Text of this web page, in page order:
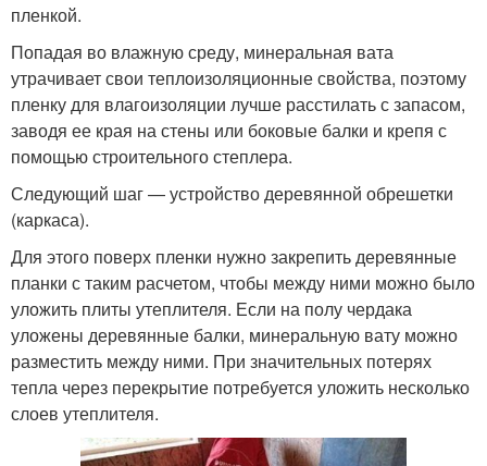
пленкой.
Попадая во влажную среду, минеральная вата
утрачивает свои теплоизоляционные свойства, поэтому
пленку для влагоизоляции лучше расстилать с запасом,
заводя ее края на стены или боковые балки и крепя с
помощью строительного степлера.
Следующий шаг — устройство деревянной обрешетки
(каркаса).
Для этого поверх пленки нужно закрепить деревянные
планки с таким расчетом, чтобы между ними можно было
уложить плиты утеплителя. Если на полу чердака
уложены деревянные балки, минеральную вату можно
разместить между ними. При значительных потерях
тепла через перекрытие потребуется уложить несколько
слоев утеплителя.